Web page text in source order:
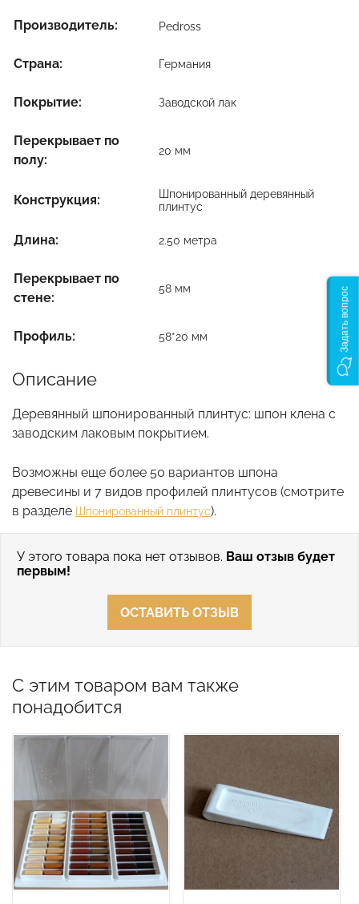
Производитель: Pedross
Страна: Германия
Покрытие: Заводской лак
Перекрывает по
полу:
20 мм
Конструкция:
Шпонированный деревянный
плинтус
Длина: 2.50 метра
Перекрывает по
стене:
58 мм
Профиль: 58*20 мм
Описание
Деревянный шпонированный плинтус: шпон клена с
заводским лаковым покрытием.
Возможны еще более 50 вариантов шпона
древесины и 7 видов профилей плинтусов (смотрите
в разделе Шпонированный плинтус).
У этого товара пока нет отзывов. Ваш отзыв будет
первым!
ОСТАВИТЬ ОТЗЫВ
С этим товаром вам также
понадобится
Задать вопрос